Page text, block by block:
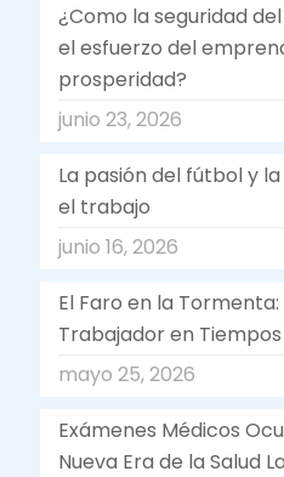
¿Como la seguridad
el esfuerzo del
prosperidad?
junio 23, 2026
La pasión del fútbol y
el trabajo
junio 16, 2026
El Faro en la
Trabajador en
mayo 25, 2026
Exámenes Médicos
Nueva Era de la Salud